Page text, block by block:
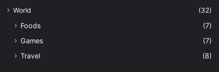
World
(32)
Foods
(7)
Games
(7)
Travel
(8)